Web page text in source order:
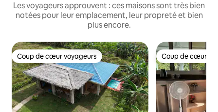
Les voyageurs approuvent : ces maisons sont très bien
notées pour leur emplacement, leur propreté et bien
plus encore.
Coup de cœur voyageurs
Coup de cœur voyageurs Coup de cœur
Coup de cœur